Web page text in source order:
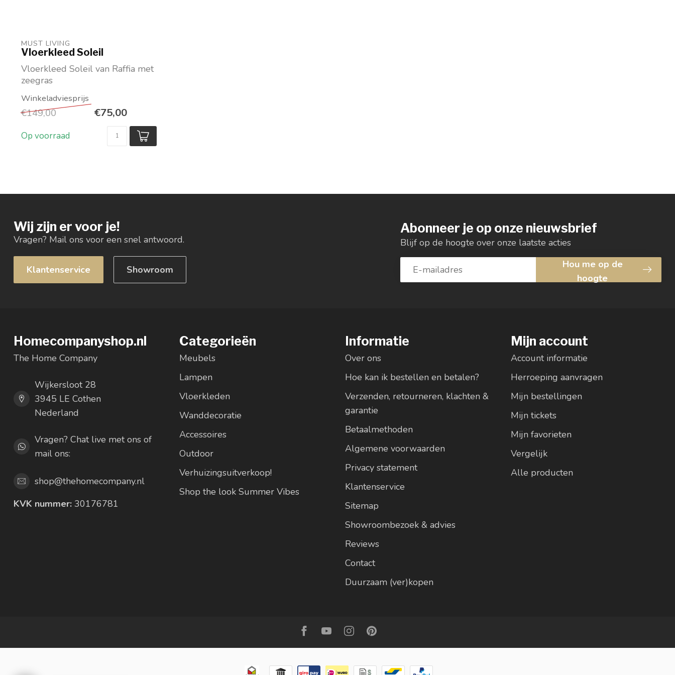
MUST LIVING
Vloerkleed Soleil
Vloerkleed Soleil van Raffia met
zeegras
DTP-Interiors
€149,00 €75,00
Op voorraad
Wij zijn er voor je!
Vragen? Mail ons voor een snel antwoord.
Klantenservice Showroom
Abonneer je op onze nieuwsbrief
Blijf op de hoogte over onze laatste acties
Hou me op de
hoogte
Homecompanyshop.nl
The Home Company
Wijkersloot 28
3945 LE Cothen
Nederland
Vragen? Chat live met ons of
mail ons:
shop@thehomecompany.nl
KVK nummer: 30176781
Categorieën
Meubels
Lampen
Vloerkleden
Wanddecoratie
Accessoires
Outdoor
Verhuizingsuitverkoop!
Shop the look Summer Vibes
Informatie
Over ons
Hoe kan ik bestellen en betalen?
Verzenden, retourneren, klachten &
garantie
Betaalmethoden
Algemene voorwaarden
Privacy statement
Klantenservice
Sitemap
Showroombezoek & advies
Reviews
Contact
Duurzaam (ver)kopen
Mijn account
Account informatie
Herroeping aanvragen
Mijn bestellingen
Mijn tickets
Mijn favorieten
Vergelijk
Alle producten